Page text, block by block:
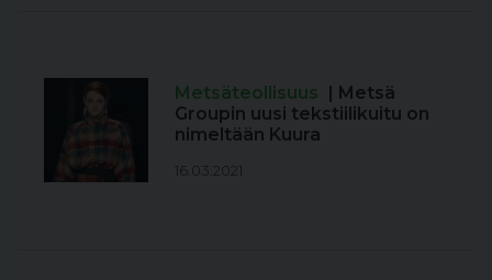
Metsäteollisuus | Metsä
Groupin uusi tekstiilikuitu on
nimeltään Kuura
16.03.2021